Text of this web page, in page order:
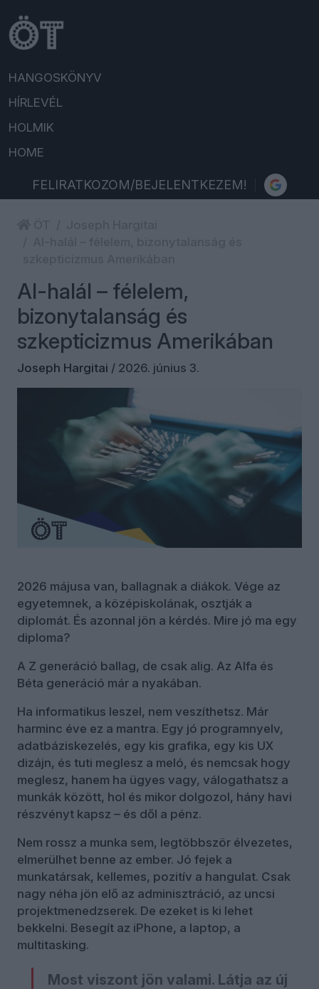
HANGOSKÖNYV
HÍRLEVÉL
HOLMIK
HOME
FELIRATKOZOM/BEJELENTKEZEM!
AI-halál – félelem,
bizonytalanság és
szkepticizmus Amerikában
Joseph Hargitai / 2026. június 3.
2026 májusa van, ballagnak a diákok. Vége az
egyetemnek, a középiskolának, osztják a
diplomát. És azonnal jön a kérdés. Mire jó ma egy
diploma?
A Z generáció ballag, de csak alig. Az Alfa és
Béta generáció már a nyakában.
Ha informatikus leszel, nem veszíthetsz. Már
harminc éve ez a mantra. Egy jó programnyelv,
adatbáziskezelés, egy kis grafika, egy kis UX
dizájn, és tuti meglesz a meló, és nemcsak hogy
meglesz, hanem ha ügyes vagy, válogathatsz a
munkák között, hol és mikor dolgozol, hány havi
részvényt kapsz – és dől a pénz.
Nem rossz a munka sem, legtöbbször élvezetes,
elmerülhet benne az ember. Jó fejek a
munkatársak, kellemes, pozitív a hangulat. Csak
nagy néha jön elő az adminisztráció, az uncsi
projektmenedzserek. De ezeket is ki lehet
bekkelni. Besegít az iPhone, a laptop, a
multitasking.
Most viszont jön valami. Látja az új